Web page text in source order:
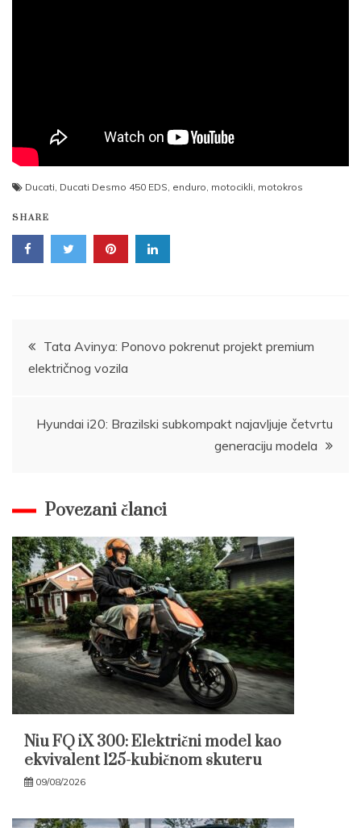
Ducati, Ducati Desmo 450 EDS, enduro, motocikli, motokros
SHARE
Post
navigation
Tata Avinya: Ponovo pokrenut projekt premium
električnog vozila
Hyundai i20: Brazilski subkompakt najavljuje četvrtu
generaciju modela
Povezani članci
Niu FQ iX 300: Električni model kao
ekvivalent 125-kubičnom skuteru
09/08/2026